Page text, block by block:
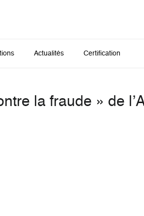
Actualités Certification
la fraude » de